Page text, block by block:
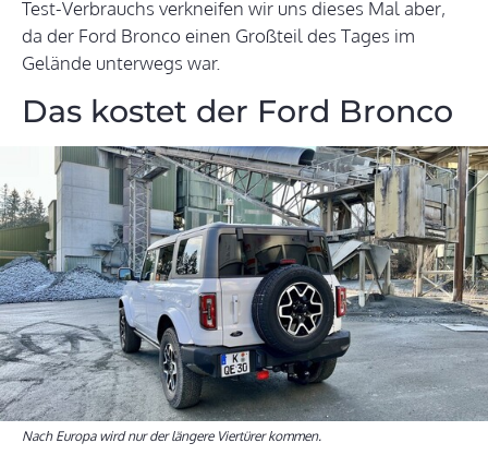
Test-Verbrauchs verkneifen wir uns dieses Mal aber,
da der Ford Bronco einen Großteil des Tages im
Gelände unterwegs war.
Das kostet der Ford Bronco
Nach Europa wird nur der längere Viertürer kommen.